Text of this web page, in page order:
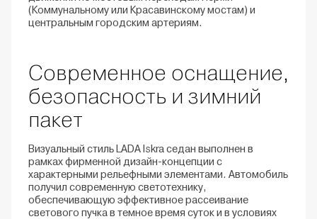
(Коммунальному или Красавинскому мостам) и
центральным городским артериям.
Современное оснащение,
безопасность и зимний
пакет
Визуальный стиль LADA Iskra седан выполнен в
рамках фирменной дизайн-концепции с
характерными рельефными элементами. Автомобиль
получил современную светотехнику,
обеспечивающую эффективное рассеивание
светового пучка в темное время суток и в условиях